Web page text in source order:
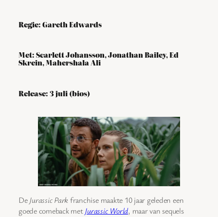
Regie: Gareth Edwards
Met: Scarlett Johansson, Jonathan Bailey, Ed
Skrein, Mahershala Ali
Release: 3 juli (bios)
DeJurassic Parkfranchise maakte 10 jaar geleden een
goede comeback metJurassic World, maar van sequels